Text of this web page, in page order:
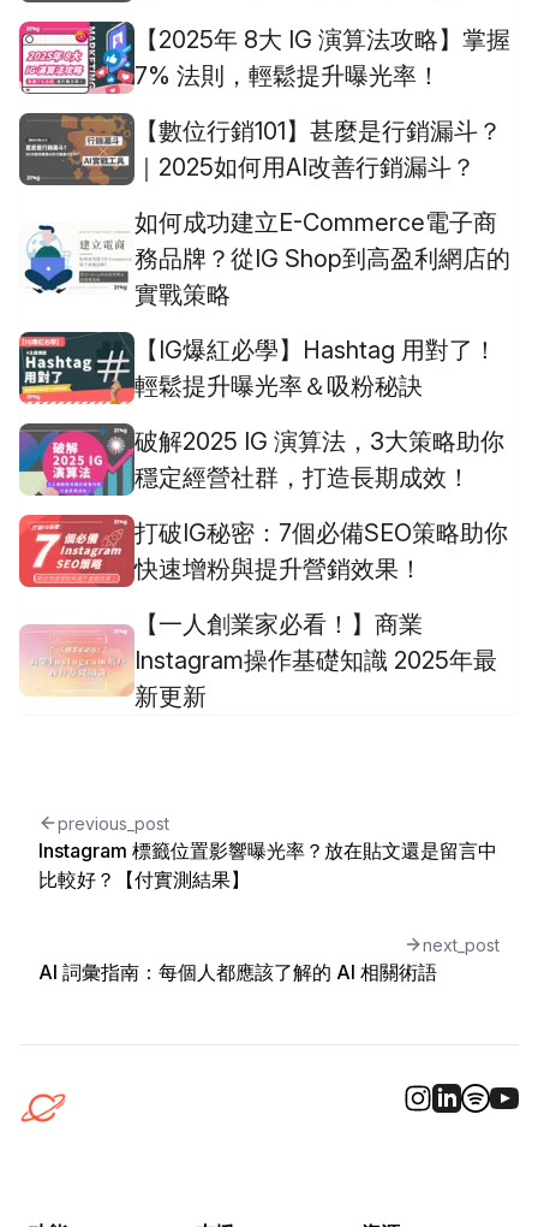
【2025年 8大 IG 演算法攻略】掌握
7% 法則，輕鬆提升曝光率！
【數位行銷101】甚麼是行銷漏斗？
｜2025如何用AI改善行銷漏斗？
如何成功建立E-Commerce電子商
務品牌？從IG Shop到高盈利網店的
實戰策略
【IG爆紅必學】Hashtag 用對了！
輕鬆提升曝光率＆吸粉秘訣
破解2025 IG 演算法，3大策略助你
穩定經營社群，打造長期成效！
打破IG秘密：7個必備SEO策略助你
快速增粉與提升營銷效果！
【一人創業家必看！】商業
Instagram操作基礎知識 2025年最
新更新
previous_post
Instagram 標籤位置影響曝光率？放在貼文還是留言中
比較好？【付實測結果】
next_post
AI 詞彙指南：每個人都應該了解的 AI 相關術語